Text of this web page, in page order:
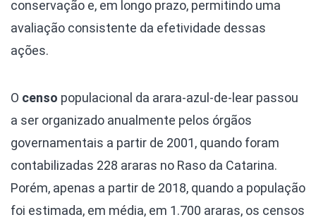
conservação e, em longo prazo, permitindo uma
avaliação consistente da efetividade dessas
ações.
O censo populacional da arara-azul-de-lear passou
a ser organizado anualmente pelos órgãos
governamentais a partir de 2001, quando foram
contabilizadas 228 araras no Raso da Catarina.
Porém, apenas a partir de 2018, quando a população
foi estimada, em média, em 1.700 araras, os censos